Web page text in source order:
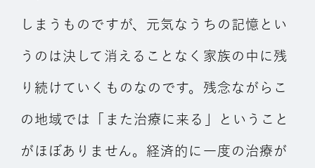
しまうものですが、元気なうちの記憶とい
うのは決して消えることなく家族の中に残
り続けていくものなのです。残念ながらこ
の地域では「また治療に来る」ということ
がほぼありません。経済的に一度の治療が